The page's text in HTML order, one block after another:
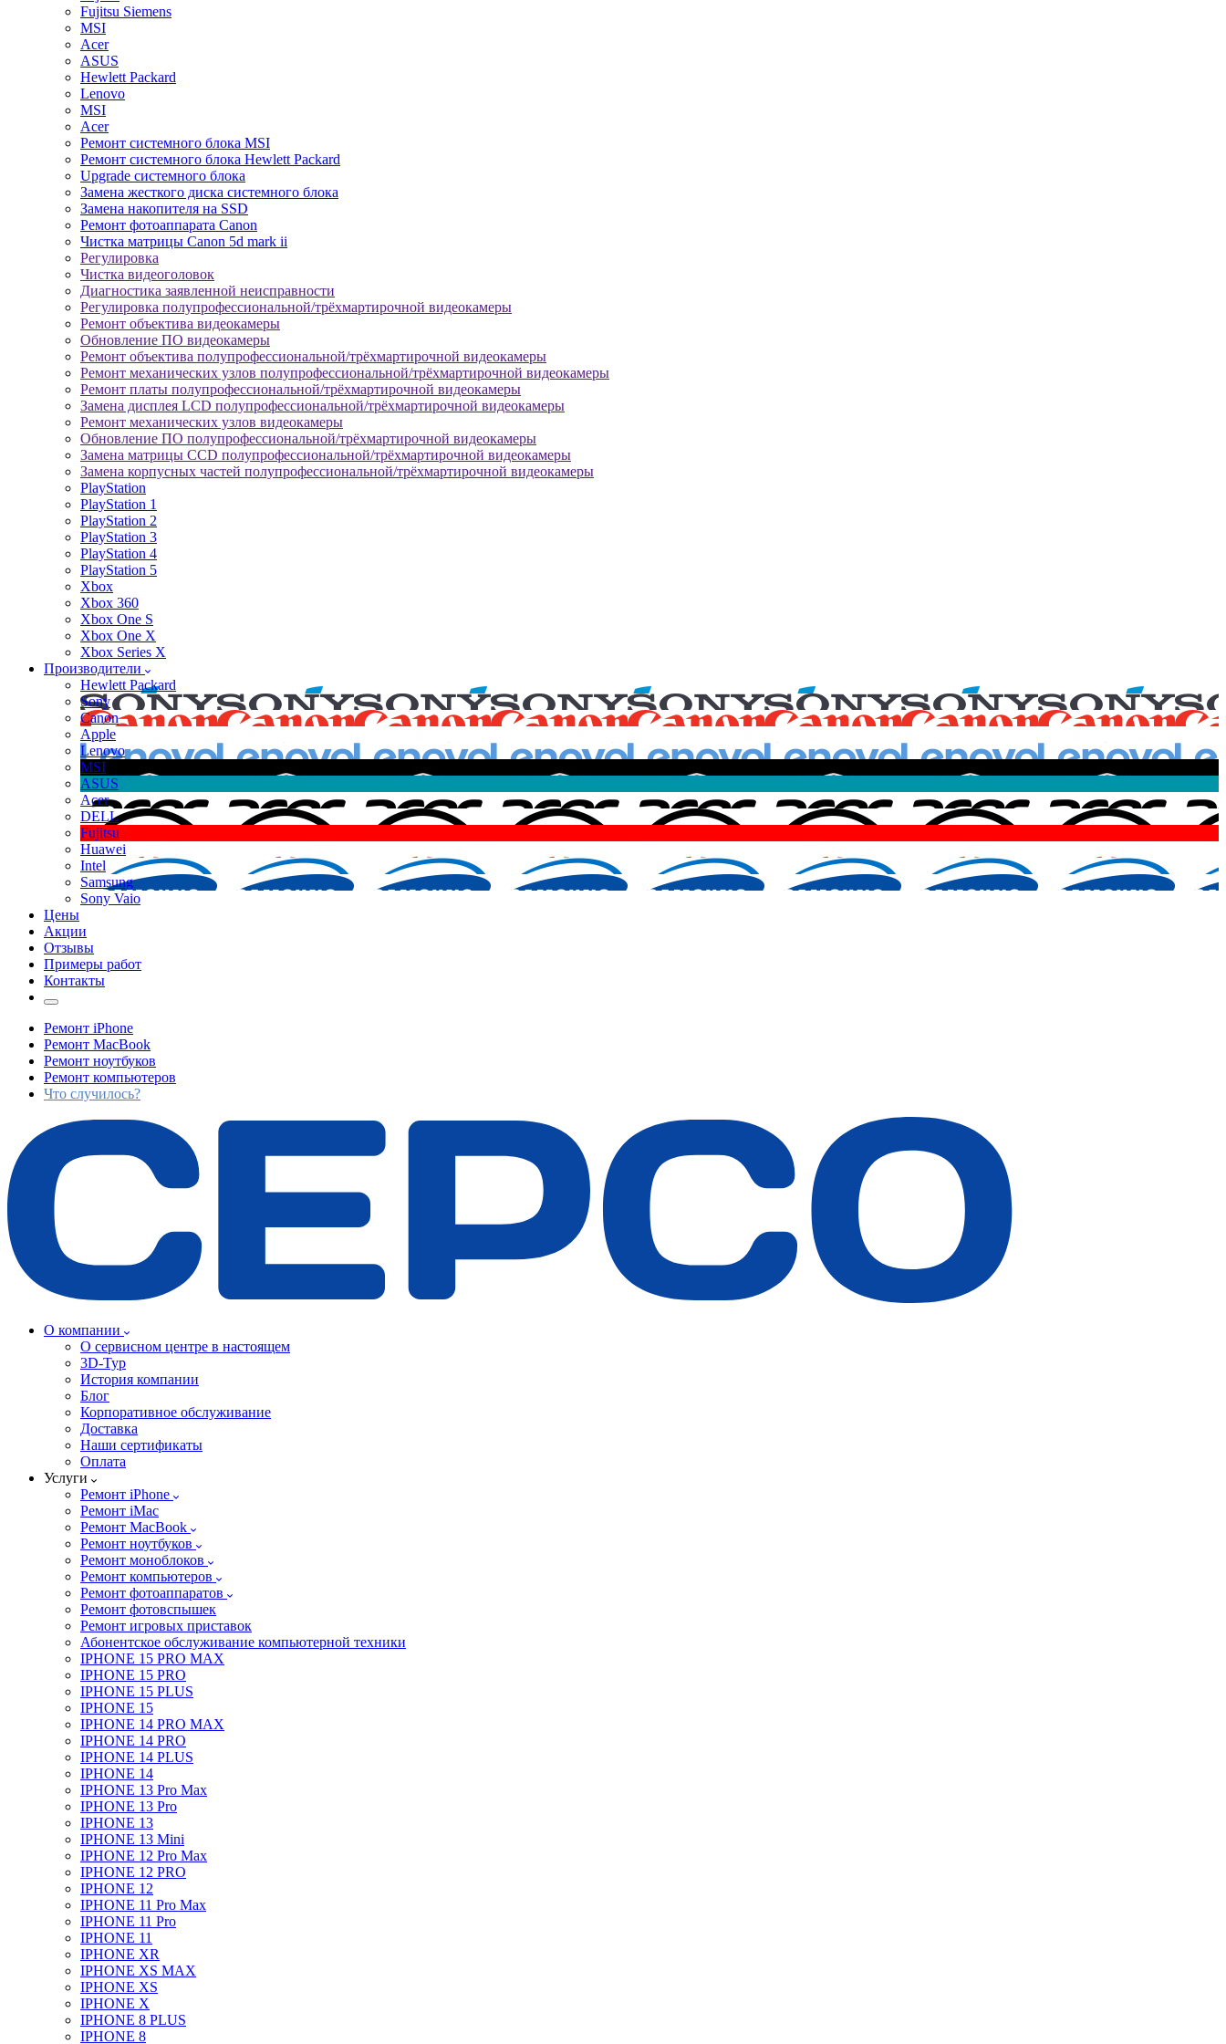
Fujitsu Siemens
MSI
Acer
ASUS
Hewlett Packard
Lenovo
MSI
Acer
Ремонт системного блока MSI
Ремонт системного блока Hewlett Packard
Upgrade системного блока
Замена жесткого диска системного блока
Замена накопителя на SSD
Ремонт фотоаппарата Canon
Чистка матрицы Canon 5d mark ii
Регулировка
Чистка видеоголовок
Диагностика заявленной неисправности
Регулировка полупрофессиональной/трёхмартирочной видеокамеры
Ремонт объектива видеокамеры
Обновление ПО видеокамеры
Ремонт объектива полупрофессиональной/трёхмартирочной видеокамеры
Ремонт механических узлов полупрофессиональной/трёхмартирочной видеокамеры
Ремонт платы полупрофессиональной/трёхмартирочной видеокамеры
Замена дисплея LCD полупрофессиональной/трёхмартирочной видеокамеры
Ремонт механических узлов видеокамеры
Обновление ПО полупрофессиональной/трёхмартирочной видеокамеры
Замена матрицы CCD полупрофессиональной/трёхмартирочной видеокамеры
Замена корпусных частей полупрофессиональной/трёхмартирочной видеокамеры
PlayStation
PlayStation 1
PlayStation 2
PlayStation 3
PlayStation 4
PlayStation 5
Xbox
Xbox 360
Xbox One S
Xbox One X
Xbox Series X
Производители
Hewlett Packard
Sony
Canon
Apple
Lenovo
MSI
ASUS
Acer
DELL
Fujitsu
Huawei
Intel
Samsung
Sony Vaio
Цены
Акции
Отзывы
Примеры работ
Контакты
Ремонт iPhone
Ремонт MacBook
Ремонт ноутбуков
Ремонт компьютеров
Что случилось?
О компании
О сервисном центре в настоящем
3D-Тур
История компании
Блог
Корпоративное обслуживание
Доставка
Наши сертификаты
Оплата
Услуги
Ремонт iPhone
Ремонт iMac
Ремонт MacBook
Ремонт ноутбуков
Ремонт моноблоков
Ремонт компьютеров
Ремонт фотоаппаратов
Ремонт фотовспышек
Ремонт игровых приставок
Абонентское обслуживание компьютерной техники
IPHONE 15 PRO MAX
IPHONE 15 PRO
IPHONE 15 PLUS
IPHONE 15
IPHONE 14 PRO MAX
IPHONE 14 PRO
IPHONE 14 PLUS
IPHONE 14
IPHONE 13 Pro Max
IPHONE 13 Pro
IPHONE 13
IPHONE 13 Mini
IPHONE 12 Pro Max
IPHONE 12 PRO
IPHONE 12
IPHONE 11 Pro Max
IPHONE 11 Pro
IPHONE 11
IPHONE XR
IPHONE XS MAX
IPHONE XS
IPHONE X
IPHONE 8 PLUS
IPHONE 8